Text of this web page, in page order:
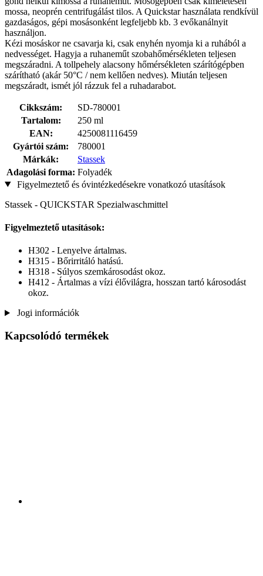
mossa, neoprén centrifugálást tilos. A Quickstar használata rendkívül
gazdaságos, gépi mosásonként legfeljebb kb. 3 evőkanálnyit
használjon.
Kézi mosáskor ne csavarja ki, csak enyhén nyomja ki a ruhából a
nedvességet. Hagyja a ruhaneműt szobahőmérsékleten teljesen
megszáradni. A tollpehely alacsony hőmérsékleten szárítógépben
szárítható (akár 50°C / nem kellően nedves). Miután teljesen
megszáradt, ismét jól rázzuk fel a ruhadarabot.
Cikkszám:
SD-780001
Tartalom:
250 ml
EAN:
4250081116459
Gyártói szám:
780001
Márkák:
Stassek
Adagolási forma: Folyadék
Figyelmeztető és óvintézkedésekre vonatkozó utasítások
Stassek - QUICKSTAR Spezialwaschmittel
Figyelmeztető utasítások:
H302 - Lenyelve ártalmas.
H315 - Bőrirritáló hatású.
H318 - Súlyos szemkárosodást okoz.
H412 - Ártalmas a vízi élővilágra, hosszan tartó károsodást
okoz.
Jogi információk
Kapcsolódó termékek